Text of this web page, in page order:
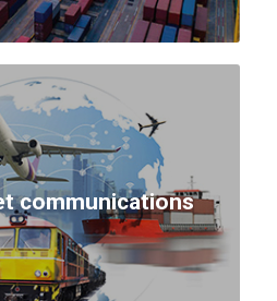
communications